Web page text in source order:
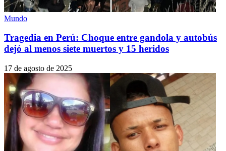
Mundo
Tragedia en Perú: Choque entre gandola y autobús
dejó al menos siete muertos y 15 heridos
17 de agosto de 2025